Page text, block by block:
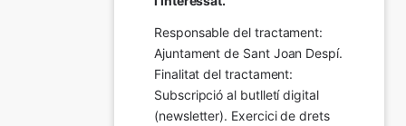
Responsable del tractament:
Ajuntament de Sant Joan Despí.
Finalitat del tractament:
Subscripció al butlletí digital
(newsletter). Exercici de drets